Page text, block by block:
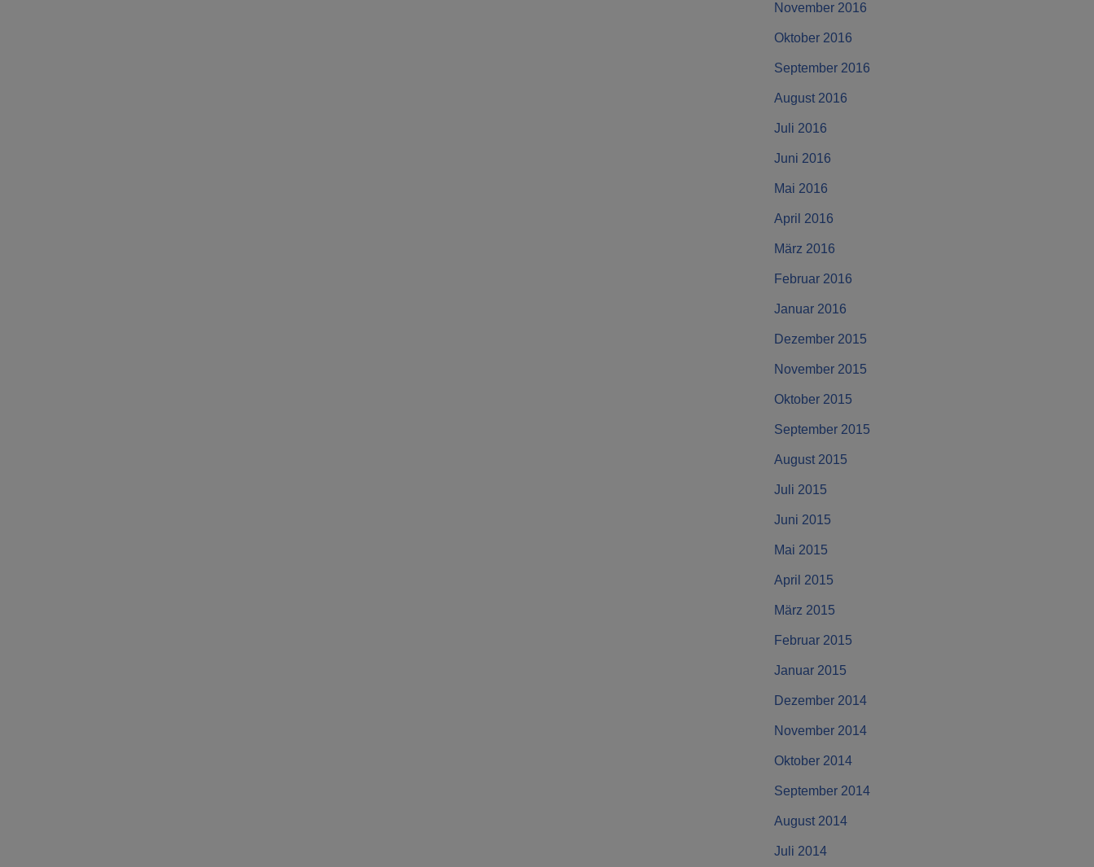
November 2016
Oktober 2016
September 2016
August 2016
Juli 2016
Juni 2016
Mai 2016
April 2016
März 2016
Februar 2016
Januar 2016
Dezember 2015
November 2015
Oktober 2015
September 2015
August 2015
Juli 2015
Juni 2015
Mai 2015
April 2015
März 2015
Februar 2015
Januar 2015
Dezember 2014
November 2014
Oktober 2014
September 2014
August 2014
Juli 2014